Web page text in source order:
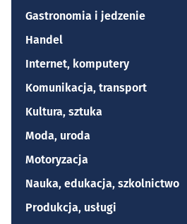
Gastronomia i jedzenie
Handel
Internet, komputery
Komunikacja, transport
Kultura, sztuka
Moda, uroda
Motoryzacja
Nauka, edukacja, szkolnictwo
Produkcja, usługi